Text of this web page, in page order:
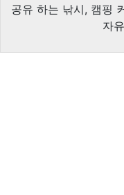
공유 하는 낚시, 캠핑
자